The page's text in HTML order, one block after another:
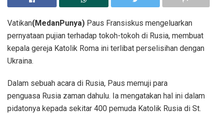
Vatikan(MedanPunya) Paus Fransiskus mengeluarkan
pernyataan pujian terhadap tokoh-tokoh di Rusia, membuat
kepala gereja Katolik Roma ini terlibat perselisihan dengan
Ukraina.
Dalam sebuah acara di Rusia, Paus memuji para
penguasa Rusia zaman dahulu. Ia mengatakan hal ini dalam
pidatonya kepada sekitar 400 pemuda Katolik Rusia di St.